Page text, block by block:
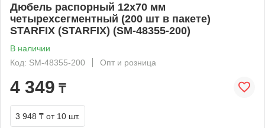
Дюбель распорный 12х70 мм
четырехсегментный (200 шт в пакете)
STARFIX (STARFIX) (SM-48355-200)
В наличии
Код: SM-48355-200
Опт и розница
4 349 ₸
3 948 ₸ от 10 шт.